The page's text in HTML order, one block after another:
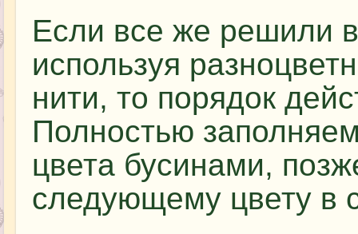
Если все же решили
используя
нити, то порядок
Полностью
цвета бусинами,
следующему цвету в